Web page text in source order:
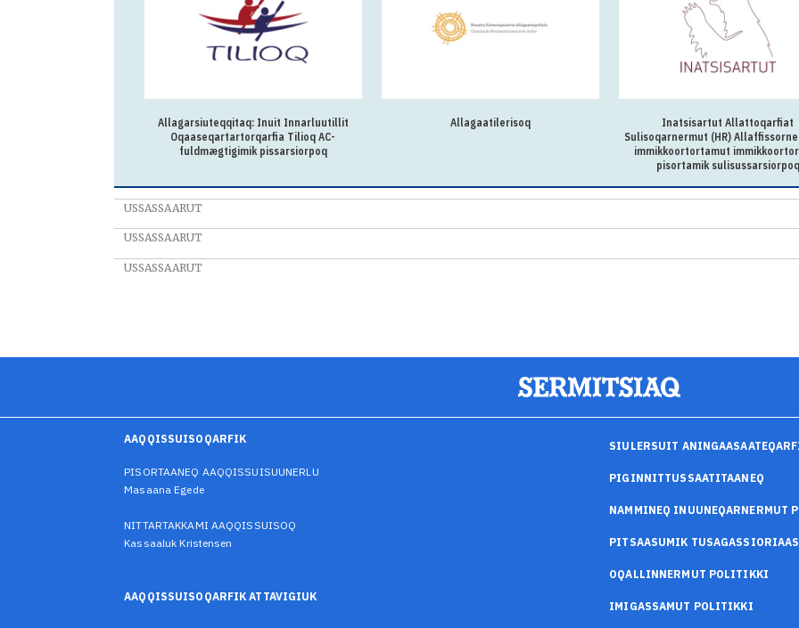
Allagarsiuteqqitaq: Inuit Innarluutillit
Oqaaseqartartorqarfia Tilioq AC-
fuldmægtigimik pissarsiorpoq
Allagaatilerisoq
Inatsisartut Allattoqarfiat
Sulisoqarnermut (HR)
immikkoortortamut
pisortamik sulisussarsiorpoq
USSASSAARUT
USSASSAARUT
USSASSAARUT
AAQQISSUISOQARFIK
PISORTAANEQ AAQQISSUISUUNERLU
Masaana Egede
NITTARTAKKAMI AAQQISSUISOQ
Kassaaluk Kristensen
AAQQISSUISOQARFIK ATTAVIGIUK
SIULERSUIT
PIGINNITTUSSAATITAANEQ
NAMMINEQ INUUNEQARNERMUT
PITSAASUMIK
OQALLINNERMUT POLITIKKI
IMIGASSAMUT POLITIKKI